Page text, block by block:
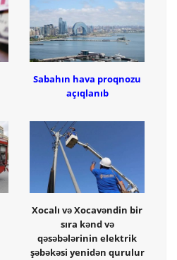
Sabahın hava proqnozu
açıqlanıb
Xocalı və Xocavəndin bir
sıra kənd və
qəsəbələrinin elektrik
şəbəkəsi yenidən qurulur